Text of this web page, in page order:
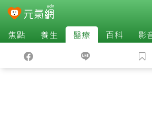
焦點 養生 醫療 百科 影